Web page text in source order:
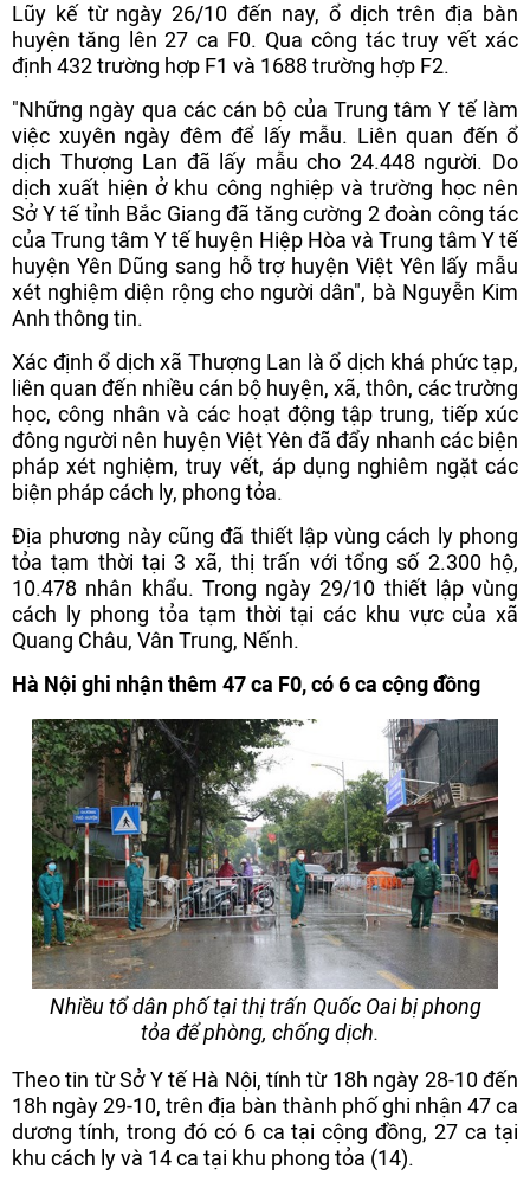
Lũy kế từ ngày 26/10 đến nay, ổ dịch trên địa bàn
huyện tăng lên 27 ca F0. Qua công tác truy vết xác
định 432 trường hợp F1 và 1688 trường hợp F2.
"Những ngày qua các cán bộ của Trung tâm Y tế làm
việc xuyên ngày đêm để lấy mẫu. Liên quan đến ổ
dịch Thượng Lan đã lấy mẫu cho 24.448 người. Do
dịch xuất hiện ở khu công nghiệp và trường học nên
Sở Y tế tỉnh Bắc Giang đã tăng cường 2 đoàn công tác
của Trung tâm Y tế huyện Hiệp Hòa và Trung tâm Y tế
huyện Yên Dũng sang hỗ trợ huyện Việt Yên lấy mẫu
xét nghiệm diện rộng cho người dân", bà Nguyễn Kim
Anh thông tin.
Xác định ổ dịch xã Thượng Lan là ổ dịch khá phức tạp,
liên quan đến nhiều cán bộ huyện, xã, thôn, các trường
học, công nhân và các hoạt động tập trung, tiếp xúc
đông người nên huyện Việt Yên đã đẩy nhanh các biện
pháp xét nghiệm, truy vết, áp dụng nghiêm ngặt các
biện pháp cách ly, phong tỏa.
Địa phương này cũng đã thiết lập vùng cách ly phong
tỏa tạm thời tại 3 xã, thị trấn với tổng số 2.300 hộ,
10.478 nhân khẩu. Trong ngày 29/10 thiết lập vùng
cách ly phong tỏa tạm thời tại các khu vực của xã
Quang Châu, Vân Trung, Nếnh.
Hà Nội ghi nhận thêm 47 ca F0, có 6 ca cộng đồng
Nhiều tổ dân phố tại thị trấn Quốc Oai bị phong
tỏa để phòng, chống dịch.
Theo tin từ Sở Y tế Hà Nội, tính từ 18h ngày 28-10 đến
18h ngày 29-10, trên địa bàn thành phố ghi nhận 47 ca
dương tính, trong đó có 6 ca tại cộng đồng, 27 ca tại
khu cách ly và 14 ca tại khu phong tỏa (14).